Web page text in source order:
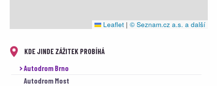
Leaflet | © Seznam.cz a.s. a další
KDE JINDE ZÁŽITEK PROBÍHÁ
Autodrom Brno
Autodrom Most